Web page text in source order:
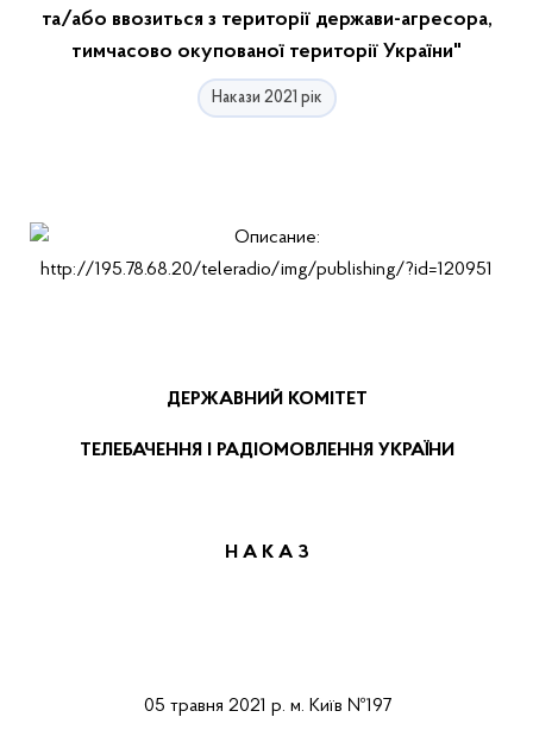
та/або ввозиться з території держави-агресора,
тимчасово окупованої території України"
Накази 2021 рік
ДЕРЖАВНИЙ КОМІТЕТ
ТЕЛЕБАЧЕННЯ І РАДІОМОВЛЕННЯ УКРАЇНИ
Н А К А З
05 травня 2021 р. м. Київ №197